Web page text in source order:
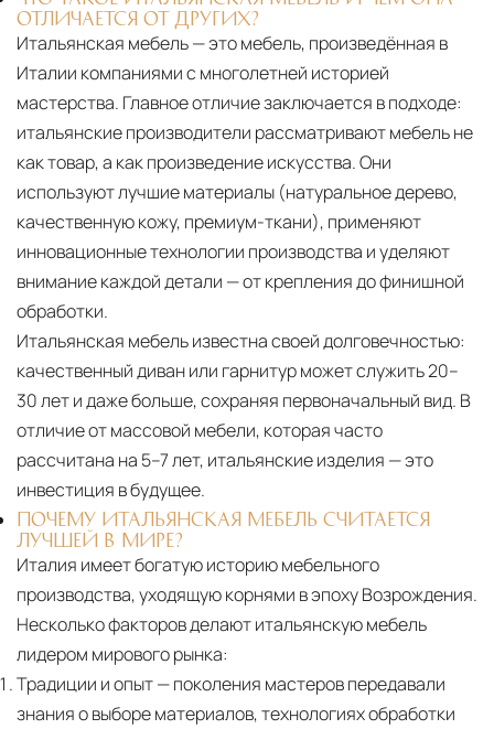
ОТЛИЧАЕТСЯ ОТ ДРУГИХ?
Итальянская мебель — это мебель, произведённая в
Италии компаниями с многолетней историей
мастерства. Главное отличие заключается в подходе:
итальянские производители рассматривают мебель не
как товар, а как произведение искусства. Они
используют лучшие материалы (натуральное дерево,
качественную кожу, премиум-ткани), применяют
инновационные технологии производства и уделяют
внимание каждой детали — от крепления до финишной
обработки.
Итальянская мебель известна своей долговечностью:
качественный диван или гарнитур может служить 20–
30 лет и даже больше, сохраняя первоначальный вид. В
отличие от массовой мебели, которая часто
рассчитана на 5–7 лет, итальянские изделия — это
инвестиция в будущее.
ПОЧЕМУ ИТАЛЬЯНСКАЯ МЕБЕЛЬ СЧИТАЕТСЯ
ЛУЧШЕЙ В МИРЕ?
Италия имеет богатую историю мебельного
производства, уходящую корнями в эпоху Возрождения.
Несколько факторов делают итальянскую мебель
лидером мирового рынка:
Традиции и опыт— поколения мастеров передавали
знания о выборе материалов, технологиях обработки